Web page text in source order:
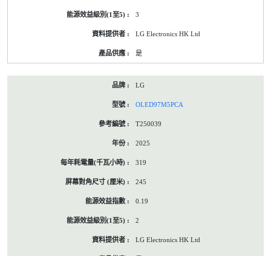
3
LG Electronics HK Ltd
是
LG
OLED97M5PCA
T250039
2025
319
245
0.19
2
LG Electronics HK Ltd